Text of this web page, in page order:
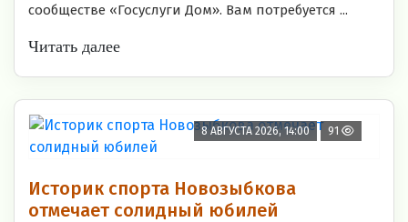
сообществе «Госуслуги Дом». Вам потребуется ...
Читать далее
8 АВГУСТА 2026, 14:00 91
Историк спорта Новозыбкова
отмечает солидный юбилей